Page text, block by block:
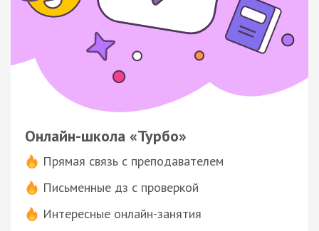
Онлайн-школа «Турбо»
Прямая связь с преподавателем
Письменные дз с проверкой
Интересные онлайн-занятия